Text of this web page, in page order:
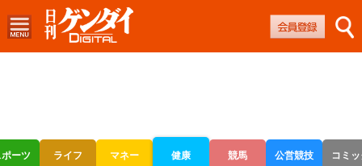
ーツ ライフ マネー 健康 競馬 公営競技 コミ